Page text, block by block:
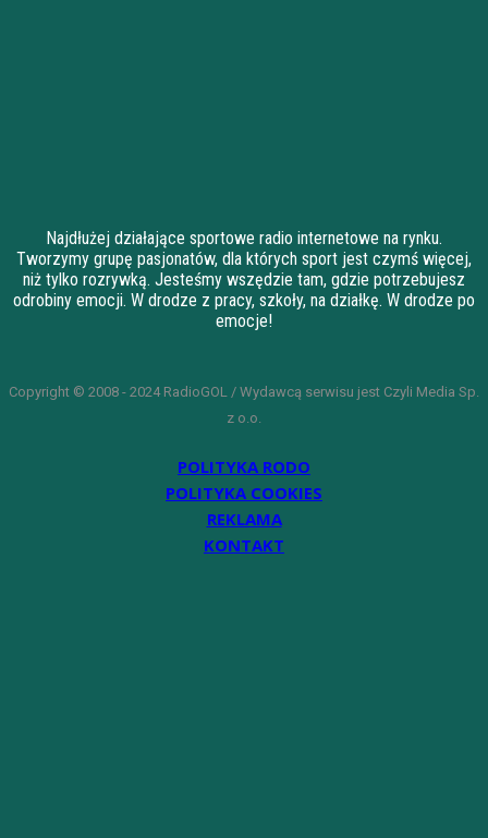
Najdłużej działające sportowe radio internetowe na rynku.
Tworzymy grupę pasjonatów, dla których sport jest czymś więcej,
niż tylko rozrywką. Jesteśmy wszędzie tam, gdzie potrzebujesz
odrobiny emocji. W drodze z pracy, szkoły, na działkę. W drodze po
emocje!
Copyright © 2008 - 2024 RadioGOL / Wydawcą serwisu jest Czyli Media Sp.
z o.o.
POLITYKA RODO
POLITYKA COOKIES
REKLAMA
KONTAKT